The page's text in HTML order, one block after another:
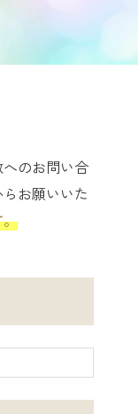
のお問い合
お願いいた